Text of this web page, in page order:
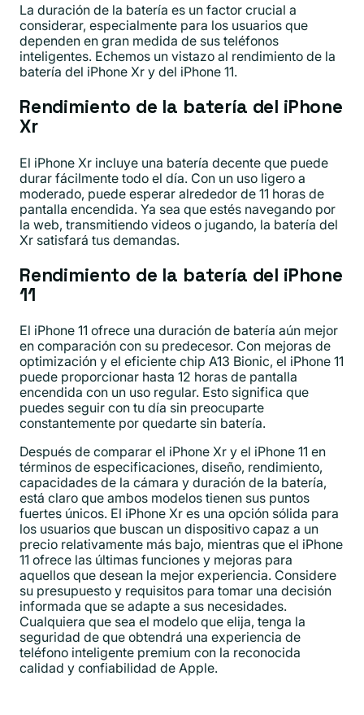
La duración de la batería es un factor crucial a
considerar, especialmente para los usuarios que
dependen en gran medida de sus teléfonos
inteligentes. Echemos un vistazo al rendimiento de la
batería del iPhone Xr y del iPhone 11.
Rendimiento de la batería del iPhone
Xr
El iPhone Xr incluye una batería decente que puede
durar fácilmente todo el día. Con un uso ligero a
moderado, puede esperar alrededor de 11 horas de
pantalla encendida. Ya sea que estés navegando por
la web, transmitiendo videos o jugando, la batería del
Xr satisfará tus demandas.
Rendimiento de la batería del iPhone
11
El iPhone 11 ofrece una duración de batería aún mejor
en comparación con su predecesor. Con mejoras de
optimización y el eficiente chip A13 Bionic, el iPhone 11
puede proporcionar hasta 12 horas de pantalla
encendida con un uso regular. Esto significa que
puedes seguir con tu día sin preocuparte
constantemente por quedarte sin batería.
Después de comparar el iPhone Xr y el iPhone 11 en
términos de especificaciones, diseño, rendimiento,
capacidades de la cámara y duración de la batería,
está claro que ambos modelos tienen sus puntos
fuertes únicos. El iPhone Xr es una opción sólida para
los usuarios que buscan un dispositivo capaz a un
precio relativamente más bajo, mientras que el iPhone
11 ofrece las últimas funciones y mejoras para
aquellos que desean la mejor experiencia. Considere
su presupuesto y requisitos para tomar una decisión
informada que se adapte a sus necesidades.
Cualquiera que sea el modelo que elija, tenga la
seguridad de que obtendrá una experiencia de
teléfono inteligente premium con la reconocida
calidad y confiabilidad de Apple.